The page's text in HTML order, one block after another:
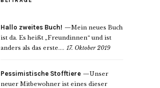
Hallo zweites Buch!
Mein neues Buch
ist da. Es heißt „Freundinnen“ und ist
anders als das erste.... 17. Oktober 2019
Pessimistische Stofftiere
Unser
neuer Mitbewohner ist eines dieser